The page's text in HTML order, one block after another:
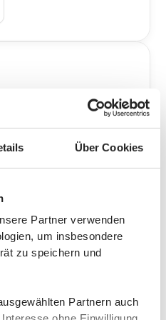
Über Cookies
Partner verwenden
um insbesondere
zu speichern und
Partnern auch
epilot ist für
Mitgestaltung
um
Ergebnis zu
wir uns in
sowohl